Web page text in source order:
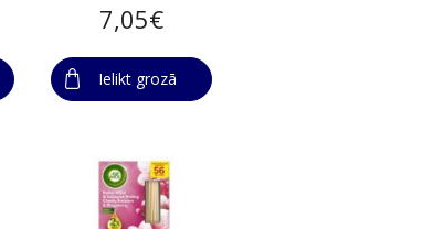
7,05€
Ielikt grozā